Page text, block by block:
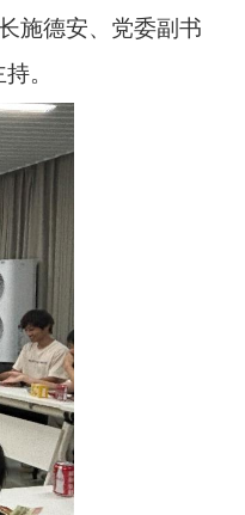
施德安、党委副书
。